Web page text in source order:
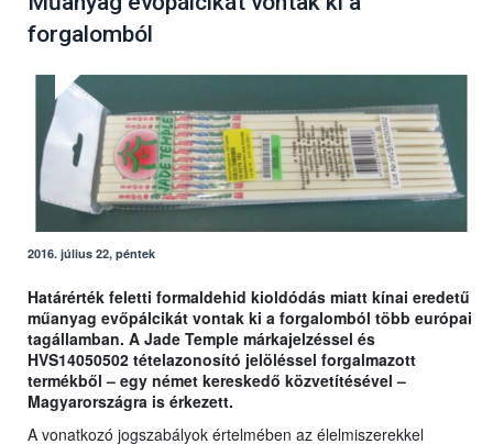
forgalomból
2016. július 22, péntek
Határérték feletti formaldehid kioldódás miatt kínai eredetű
műanyag evőpálcikát vontak ki a forgalomból több európai
tagállamban. A Jade Temple márkajelzéssel és
HVS14050502 tételazonosító jelöléssel forgalmazott
termékből – egy német kereskedő közvetítésével –
Magyarországra is érkezett.
A vonatkozó jogszabályok értelmében az élelmiszerekkel